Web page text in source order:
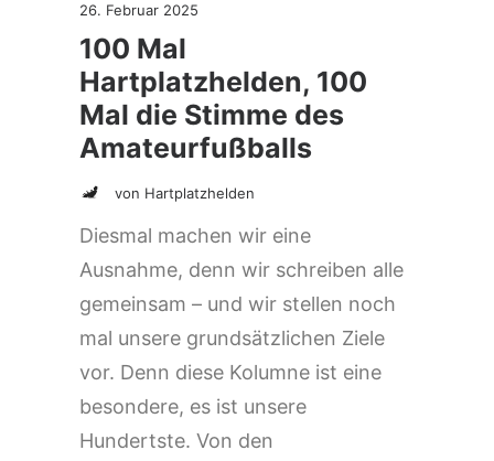
26. Februar 2025
100 Mal
Hartplatzhelden, 100
Mal die Stimme des
Amateurfußballs
von Hartplatzhelden
Diesmal machen wir eine
Ausnahme, denn wir schreiben alle
gemeinsam – und wir stellen noch
mal unsere grundsätzlichen Ziele
vor. Denn diese Kolumne ist eine
besondere, es ist unsere
Hundertste. Von den